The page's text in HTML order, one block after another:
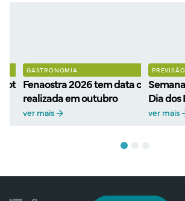
roteiro para celebrar a
GASTRONOMIA
Fenaostra 2026 tem data
realizada em outubro
ver mais
Dia
ver mais